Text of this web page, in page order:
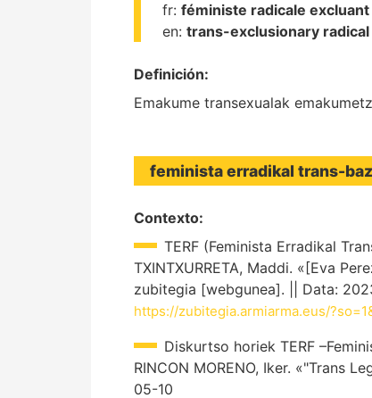
fr: féministe radicale
en: trans-exclusionary
Definición:
Emakume transexualak
feminista erradikal trans-
Contexto:
TERF (Feminista Erradikal
TXINTXURRETA, Maddi. «[Eva
zubitegia [webgunea]. || Data:
https://zubitegia.armiarma.eus/
Diskurtso horiek TERF
RINCON MORENO, Iker. «"Trans
05-10